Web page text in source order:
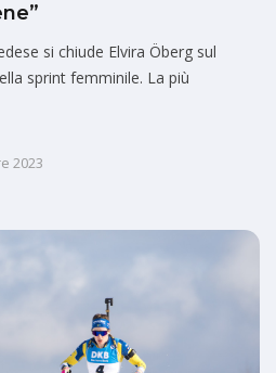
si chiude Elvira Öberg sul
sprint femminile. La più
2023